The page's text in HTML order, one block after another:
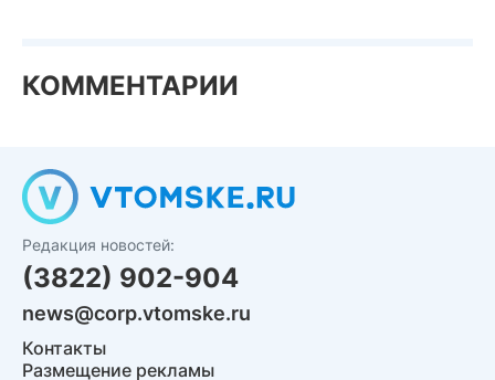
КОММЕНТАРИИ
Редакция новостей:
(3822) 902-904
news@corp.vtomske.ru
Контакты
Размещение рекламы